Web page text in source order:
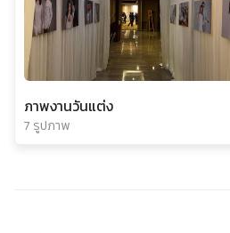
ภาพงานวันแต่ง
7 รูปภาพ